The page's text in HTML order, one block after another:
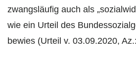
zwangsläufig auch als
wie ein Urteil des
bewies (Urteil v. 03.09.2020,